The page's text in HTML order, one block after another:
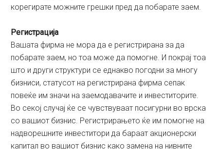
корегирате можните грешки пред да побарате заем.
Регистрација
Вашата фирма не мора да е регистрирана за да
побарате заем, но тоа може да помогне. И покрај тоа
што и други структури се еднакво погодни за многу
бизниси, статусот на регистрирана фирма сепак
повеќе им значи на заемодавачите и инвеститорите.
Во секој случај ќе се чувствуваат посигурни во врска
со вашиот бизнис. Регистрирањето ќе им помогне на
надворешните инвеститори да бараат акциoнерски
капитал во вашиот бизнис како замена на нивните